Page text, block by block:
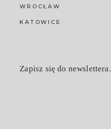
WROCŁAW
KATOWICE
Zapisz się do newslettera.